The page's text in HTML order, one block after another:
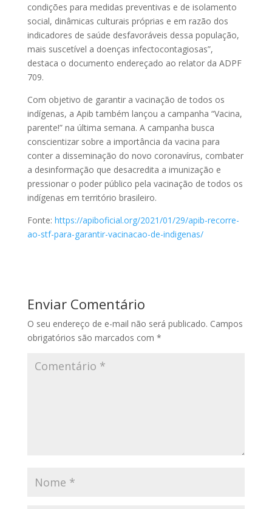
condições para medidas preventivas e de isolamento
social, dinâmicas culturais próprias e em razão dos
indicadores de saúde desfavoráveis dessa população,
mais suscetível a doenças infectocontagiosas”,
destaca o documento endereçado ao relator da ADPF
709.
Com objetivo de garantir a vacinação de todos os
indígenas, a Apib também lançou a campanha “Vacina,
parente!” na última semana. A campanha busca
conscientizar sobre a importância da vacina para
conter a disseminação do novo coronavírus, combater
a desinformação que desacredita a imunização e
pressionar o poder público pela vacinação de todos os
indígenas em território brasileiro.
Fonte: https://apiboficial.org/2021/01/29/apib-recorre-
ao-stf-para-garantir-vacinacao-de-indigenas/
Enviar Comentário
O seu endereço de e-mail não será publicado. Campos
obrigatórios são marcados com *